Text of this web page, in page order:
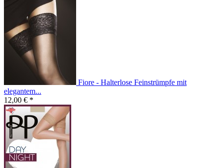
Fiore - Halterlose Feinstrümpfe mit
elegantem...
12,00 € *